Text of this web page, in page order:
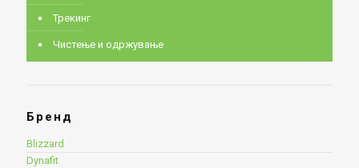
Трекинг
Чистење и одржување
Бренд
Blizzard
Dynafit